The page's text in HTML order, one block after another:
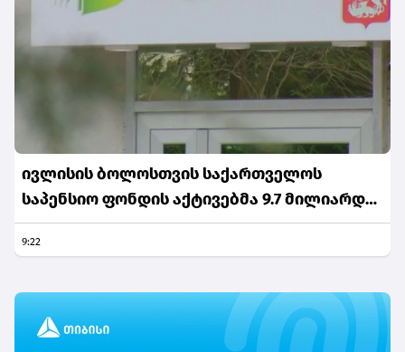
ივლისის ბოლოსთვის საქართველოს
საპენსიო ფონდის აქტივებმა 9.7 მილიარდ
ლარს მიაღწია
9:22